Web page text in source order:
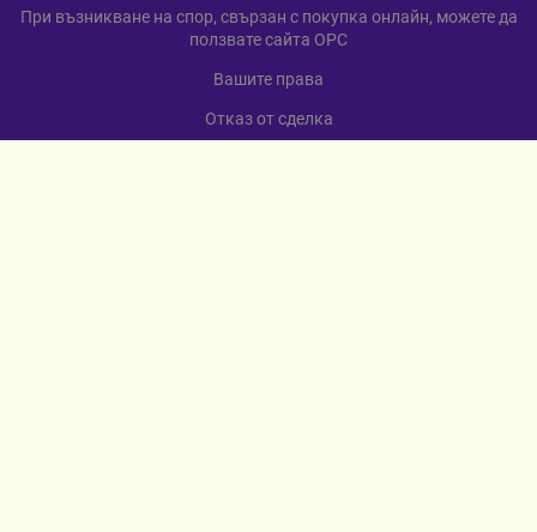
При възникване на спор, свързан с покупка онлайн, можете да
ползвате сайта ОРС
Вашите права
Отказ от сделка